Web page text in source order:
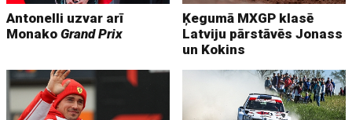
Antonelli uzvar arī
MonakoGrand Prix
Ķegumā MXGP klasē
Latviju pārstāvēs Jonass
un Kokins